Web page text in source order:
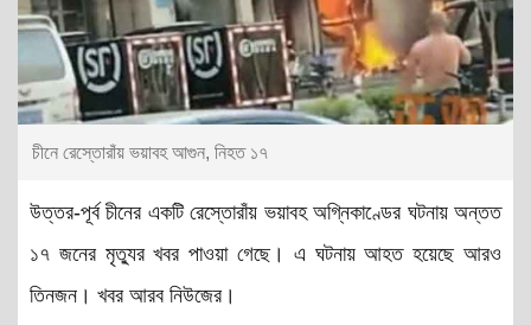
চীনে রেস্তোরাঁয় ভয়াবহ আগুন, নিহত ১৭
উত্তর-পূর্ব চীনের একটি রেস্তোরাঁয় ভয়াবহ অগ্নিকাণ্ডের ঘটনায় অন্তত
১৭ জনের মৃত্যুর খবর পাওয়া গেছে। এ ঘটনায় আহত হয়েছে আরও
তিনজন। খবর আরব নিউজের।